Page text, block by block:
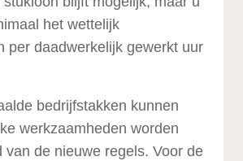
het wettelijk
per daadwerkelijk gewerkt uur
bedrijfstakken kunnen
werkzaamheden worden
van de nieuwe regels. Voor de